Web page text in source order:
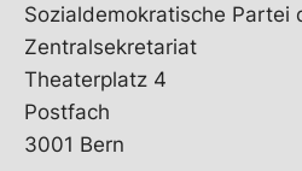
Sozialdemokratische Partei
Zentralsekretariat
Theaterplatz 4
Postfach
3001 Bern